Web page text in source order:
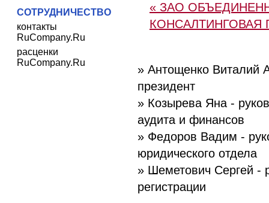
СОТРУДНИЧЕСТВО
контакты
RuCompany.Ru
расценки
RuCompany.Ru
« ЗАО
КОНСАЛТИНГОВАЯ
» Антощенко Виталий
президент
» Козырева Яна -
аудита и финансов
» Федоров Вадим -
юридического отдела
» Шеметович Сергей -
регистрации